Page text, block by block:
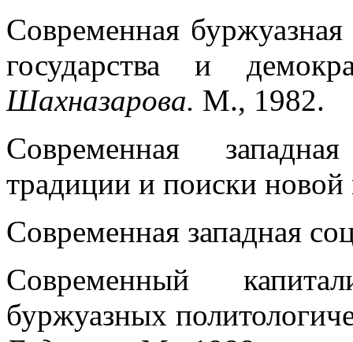
Современная
государства и
Шахназарова. М., 1982.
Современная
традиции и поиски
Современная западная
Современный
буржуазных